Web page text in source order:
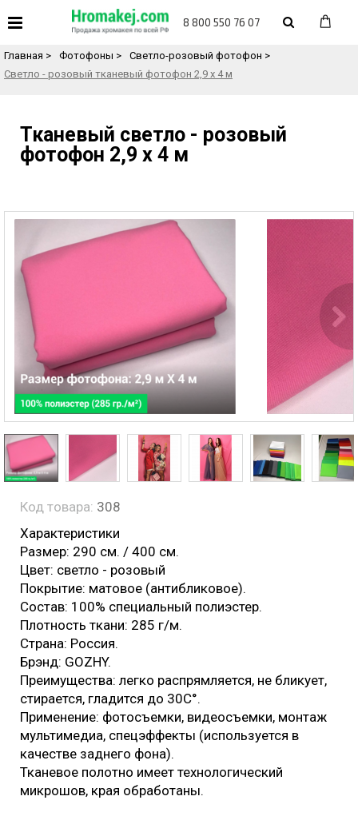
8 800 550 76 07
Назад в каталог товаров
Главная > Фотофоны > Светло-розовый фотофон >
Светло - розовый тканевый фотофон 2,9 х 4 м
Тканевый светло - розовый
фотофон 2,9 х 4 м
Код товара: 308
Характеристики
Размер: 290 см. / 400 см.
Цвет: светло - розовый
Покрытие: матовое (антибликовое).
Состав: 100% специальный полиэстер.
Плотность ткани: 285 г/м.
Страна: Россия.
Брэнд: GOZHY.
Преимущества: легко распрямляется, не бликует,
стирается, гладится до 30С°.
Применение: фотосъемки, видеосъемки, монтаж
мультимедиа, спецэффекты (используется в
качестве заднего фона).
Тканевое полотно имеет технологический
микрошов, края обработаны.